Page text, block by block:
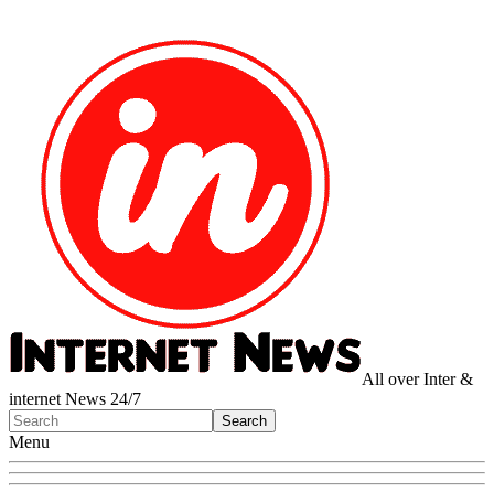
All over Inter &
internet News 24/7
Menu